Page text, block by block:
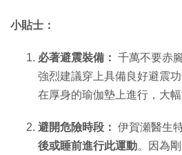
小貼士：
必著避震裝備： 千萬不要赤
強烈建議穿上具備良好避震
在厚身的瑜伽墊上進行，大幅
避開危險時段： 伊賀瀬醫生
後或睡前進行此運動。因為